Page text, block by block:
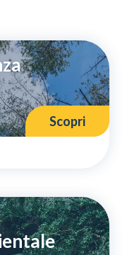
Scopri